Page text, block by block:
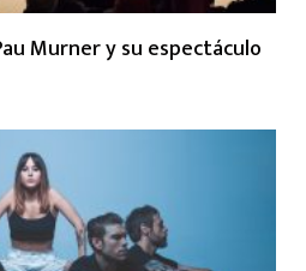
Murner y su espectáculo